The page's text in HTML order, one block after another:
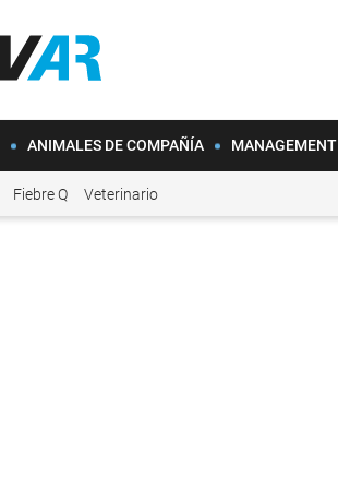
ANIMALES DE COMPAÑÍA MANAGEMENT
Fiebre Q Veterinario